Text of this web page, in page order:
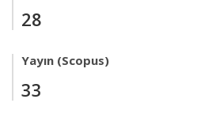
28
Yayın (Scopus)
33